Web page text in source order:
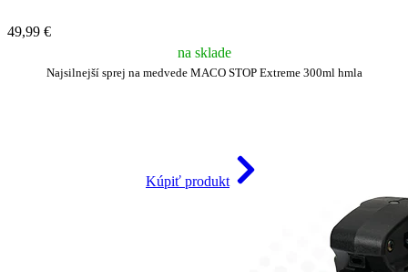
49,99 €
na sklade
Najsilnejší sprej na medvede MACO STOP Extreme 300ml hmla
Kúpiť produkt